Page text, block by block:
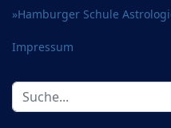
»Hamburger Schule
Impressum
Suchen
...